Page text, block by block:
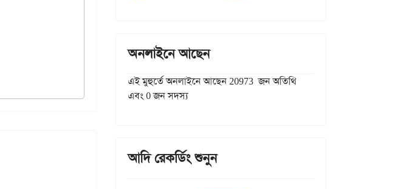
অনলাইনে আছেন
এই মুহুর্তে অনলাইনে আছেন 20973 জন অতিথি
এবং 0 জন সদস্য
আদি রেকর্ডিং শুনুন